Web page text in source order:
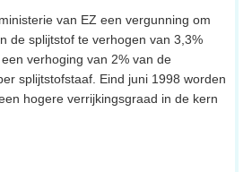
van EZ een vergunning om
de splijtstof te verhogen van 3,3%
verhoging van 2% van de
splijtstofstaaf. Eind juni 1998 worden
hogere verrijkingsgraad in de kern